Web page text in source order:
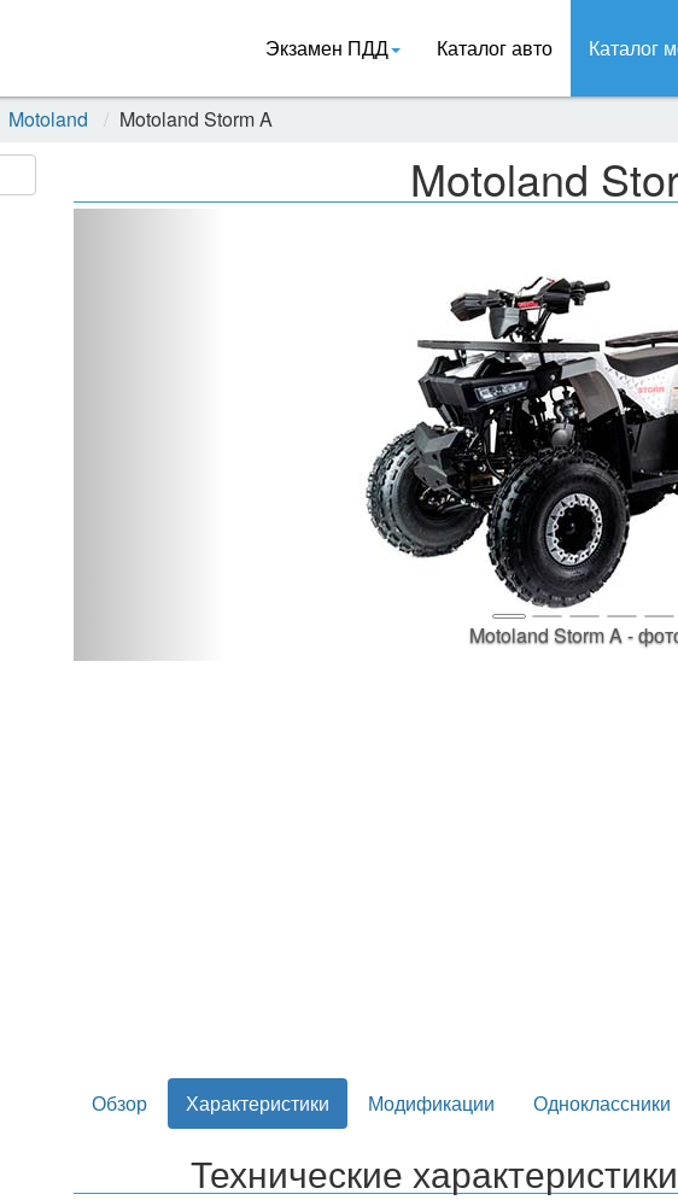
Экзамен ПДД Каталог авто Каталог
Motoland Motoland Storm A
Motoland
Motoland Storm A -
Обзор Характеристики Модификации Одноклассники
Технические